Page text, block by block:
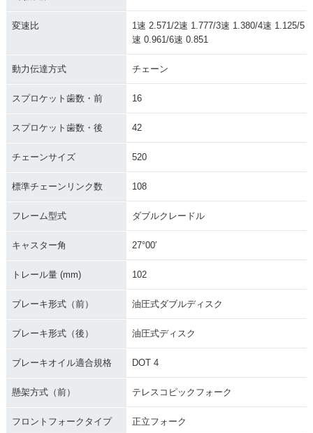
変速比
1速 2.571/2速 1.777/3速 1.380/4速 1.125/5
速 0.961/6速 0.851
動力伝達方式 チェーン
スプロケット歯数・前 16
スプロケット歯数・後 42
チェーンサイズ 520
標準チェーンリンク数 108
フレーム型式 ダブルクレードル
キャスター角 27°00′
トレール量 (mm) 102
ブレーキ形式（前） 油圧式ダブルディスク
ブレーキ形式（後） 油圧式ディスク
ブレーキオイル適合規格 DOT 4
懸架方式（前） テレスコピックフォーク
フロントフォークタイプ 正立フォーク